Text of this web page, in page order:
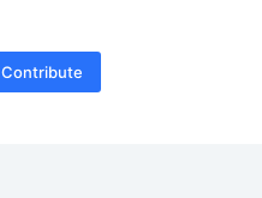
Contribute